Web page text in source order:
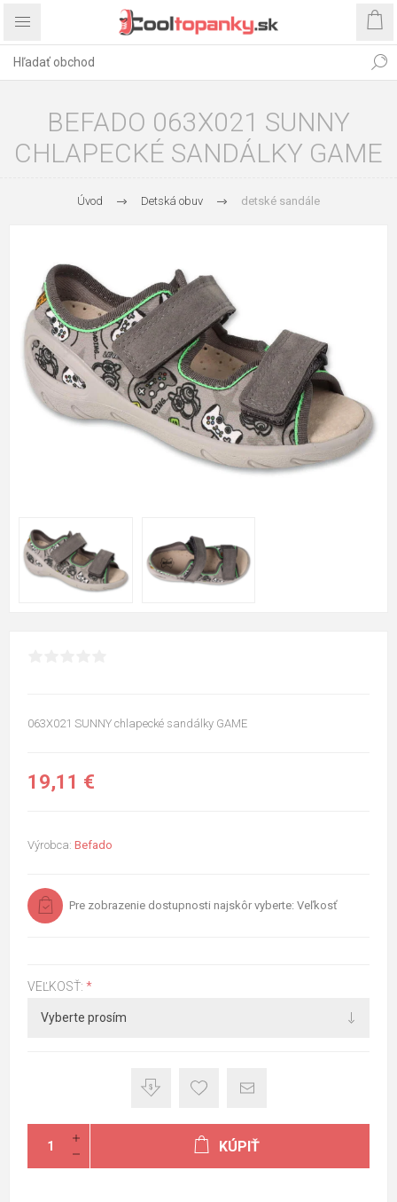
BEFADO 063X021 SUNNY
CHLAPECKÉ SANDÁLKY GAME
Úvod Detská obuv detské sandále
063X021 SUNNY chlapecké sandálky GAME
19,11 €
Výrobca: Befado
Pre zobrazenie dostupnosti najskôr vyberte: Veľkosť
VEĽKOSŤ: *
KÚPIŤ